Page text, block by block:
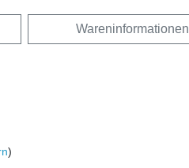
Wareninformationen
)